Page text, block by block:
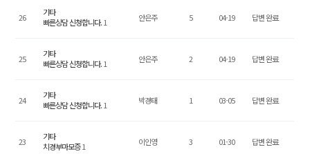
26
기타
빠른상담 신청합니다.1 안은주 5 04-19 답변 완료
25
기타
빠른상담 신청합니다.1 안은주 2 04-19 답변 완료
24
기타
빠른상담 신청합니다.1 박경태 1 03-05 답변 완료
23
기타
치경부마모증1 이인영 3 01-30 답변 완료